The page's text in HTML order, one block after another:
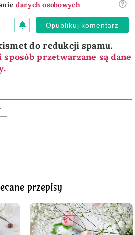
danych osobowych
do redukcji spamu.
przetwarzane są dane
przepisy